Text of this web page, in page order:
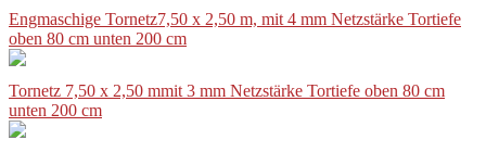
Engmaschige Tornetz7,50 x 2,50 m, mit 4 mm Netzstärke Tortiefe
oben 80 cm unten 200 cm
Tornetz 7,50 x 2,50 mmit 3 mm Netzstärke Tortiefe oben 80 cm
unten 200 cm